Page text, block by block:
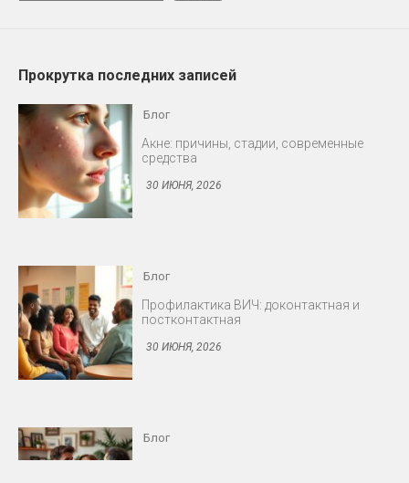
Прокрутка последних записей
Блог
Профилактика ВИЧ: доконтактная и
постконтактная
30 ИЮНЯ, 2026
Блог
Снижение либидо у мужчин и женщин
Блог